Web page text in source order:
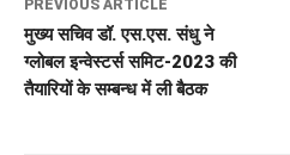
PREVIOUS ARTICLE
मुख्य सचिव डॉ. एस.एस. संधु ने
ग्लोबल इन्वेस्टर्स समिट-2023 की
तैयारियों के सम्बन्ध में ली बैठक